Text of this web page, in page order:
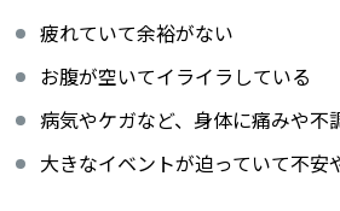
疲れていて余裕がない
お腹が空いてイライラしている
病気やケガなど、身体に痛みや不
大きなイベントが迫っていて不安